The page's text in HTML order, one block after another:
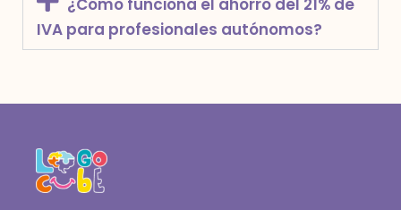
¿Cómo funciona el ahorro del 21% de
IVA para profesionales autónomos?